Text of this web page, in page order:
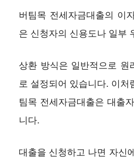
버팀목 전세자금대출의 이
은 신청자의 신용도나 일부
상환 방식은 일반적으로 원
로 설정되어 있습니다. 이
팀목 전세자금대출은 대출
니다.
대출을 신청하고 나면 자신